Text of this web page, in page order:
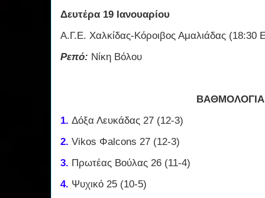
Δευτέρα 19 Ιανουαρίου
Α.Γ.Ε. Χαλκίδας-Κόροιβος Αμαλιάδας
Ρεπό: Νίκη Βόλου
1. Δόξα Λευκάδας 27 (12-3)
2. Vikos Φalcons 27 (12-3)
3. Πρωτέας Βούλας 26 (11-4)
4. Ψυχικό 25 (10-5)